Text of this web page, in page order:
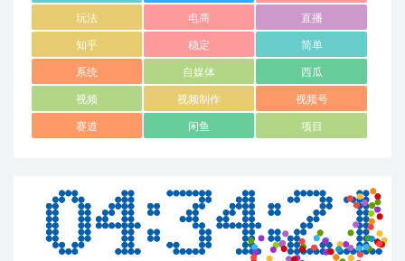
玩法 电商 直播
知乎 稳定 简单
系统 自媒体 西瓜
视频 视频制作 视频号
赛道 闲鱼 项目